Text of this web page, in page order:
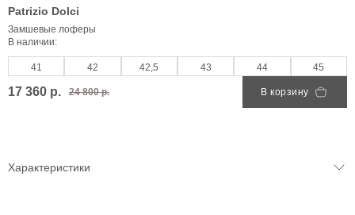
Patrizio Dolci
Замшевые лоферы
В наличии:
41 42 42,5 43 44 45
17 360 р. 24 800 р. В корзину
Характеристики